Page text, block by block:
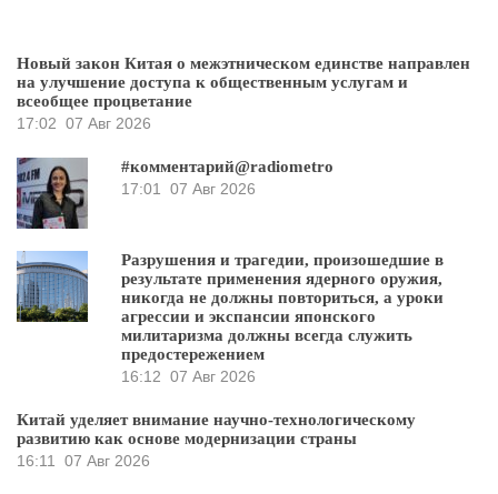
Новый закон Китая о межэтническом единстве направлен
на улучшение доступа к общественным услугам и
всеобщее процветание
17:02 07 Авг 2026
#комментарий@radiometro
17:01 07 Авг 2026
Разрушения и трагедии, произошедшие в
результате применения ядерного оружия,
никогда не должны повториться, а уроки
агрессии и экспансии японского
милитаризма должны всегда служить
предостережением
16:12 07 Авг 2026
Китай уделяет внимание научно-технологическому
развитию как основе модернизации страны
16:11 07 Авг 2026